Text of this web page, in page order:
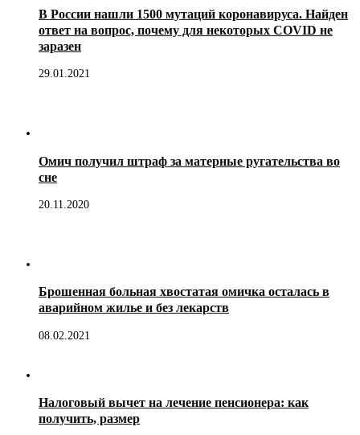
В России нашли 1500 мутаций коронавируса. Найден
ответ на вопрос, почему для некоторых COVID не
заразен
29.01.2021
Омич получил штраф за матерные ругательства во
сне
20.11.2020
Брошенная больная хвостатая омичка осталась в
аварийном жилье и без лекарств
08.02.2021
Налоговый вычет на лечение пенсионера: как
получить, размер